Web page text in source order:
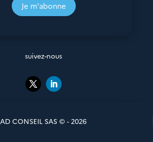
Je m'abonne
suivez-nous
AD CONSEIL SAS © - 2026